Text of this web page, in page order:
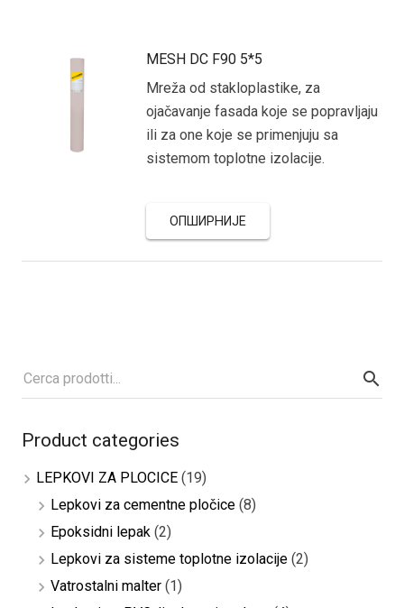
MESH DC F90 5*5
Mreža od stakloplastike, za
ojačavanje fasada koje se popravljaju
ili za one koje se primenjuju sa
sistemom toplotne izolacije.
ОПШИРНИЈЕ
Product categories
LEPKOVI ZA PLOCICE (19)
Lepkovi za cementne pločice (8)
Epoksidni lepak (2)
Lepkovi za sisteme toplotne izolacije (2)
Vatrostalni malter (1)